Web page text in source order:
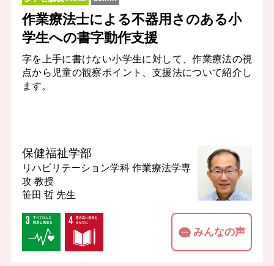
作業療法士による不器用さのある小
学生への書字動作支援
字を上手に書けない小学生に対して、作業療法の視
点から児童の観察ポイント、支援法について紹介し
ます。
保健福祉学部
リハビリテーション学科 作業療法学専
攻 教授
笹田 哲 先生
みんなの声